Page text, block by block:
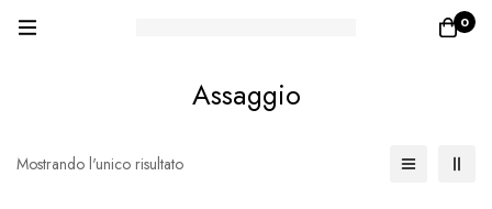
0
Assaggio
Mostrando l'unico risultato